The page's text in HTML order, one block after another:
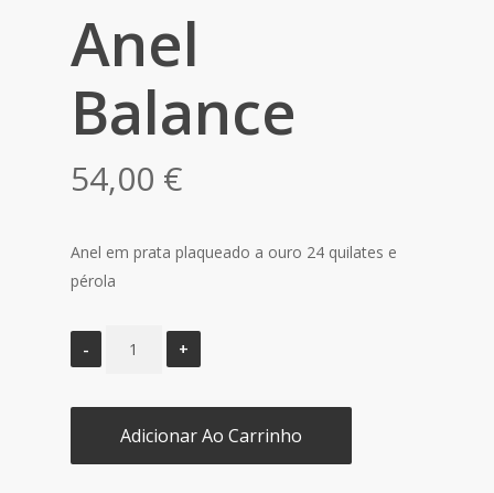
Anel
Balance
54,00 €
Anel em prata plaqueado a ouro 24 quilates e
pérola
Adicionar Ao Carrinho